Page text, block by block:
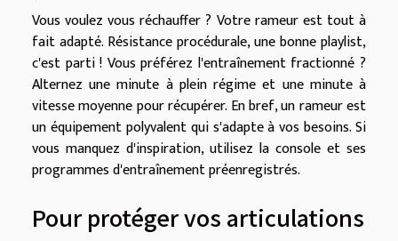
Vous voulez vous réchauffer ? Votre rameur est tout à
fait adapté. Résistance procédurale, une bonne playlist,
c'est parti ! Vous préférez l'entraînement fractionné ?
Alternez une minute à plein régime et une minute à
vitesse moyenne pour récupérer. En bref, un rameur est
un équipement polyvalent qui s'adapte à vos besoins. Si
vous manquez d'inspiration, utilisez la console et ses
programmes d'entraînement préenregistrés.
Pour protéger vos articulations